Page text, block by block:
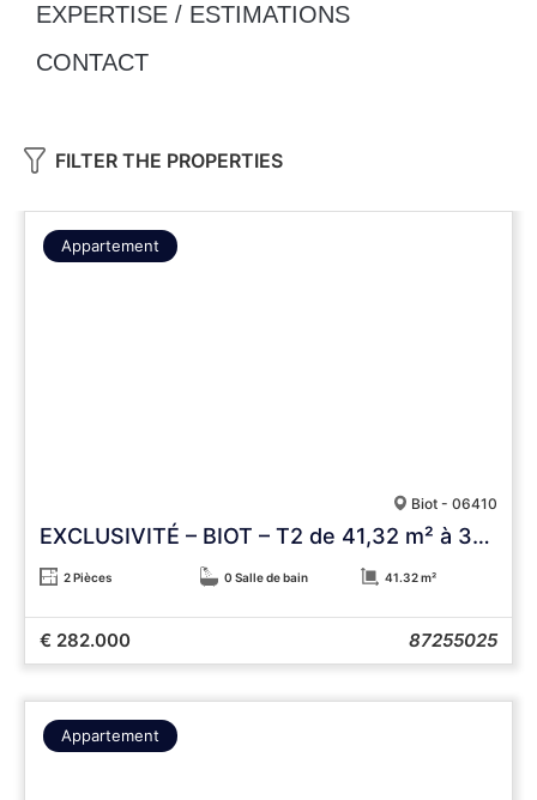
EXPERTISE / ESTIMATIONS
CONTACT
FILTER THE PROPERTIES
Appartement
Biot - 06410
EXCLUSIVITÉ – BIOT – T2 de 41,32 m² à 300 m de la Mouratoglou Academy – Terrasse & vue dégagée
2 Pièces 0 Salle de bain 41.32 m²
€ 282.000 87255025
Appartement